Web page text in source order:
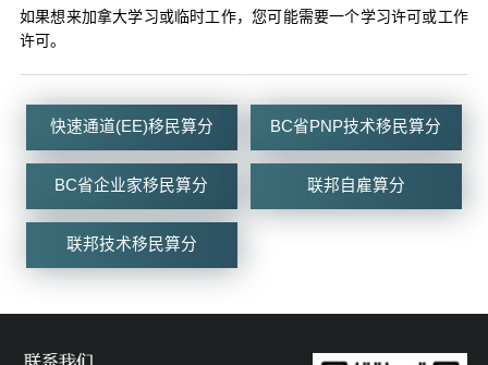
如果想来加拿大学习或临时工作，您可能需要一个学习许可或工作
许可。
快速通道(EE)移民算分 BC省PNP技术移民算分
BC省企业家移民算分 联邦自雇算分
联邦技术移民算分